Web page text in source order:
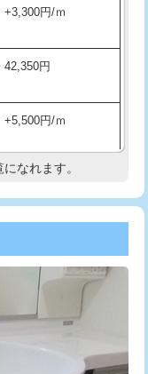
66,000円
27,500円
38,500円
38,500円
現場見積
16,500円
3,300円
5,500円
5,500円
11,000円
33,000円
+3,300円/ｍ
42,350円
+5,500円/ｍ
現地調査
+3,300円
33,000円
なれます。